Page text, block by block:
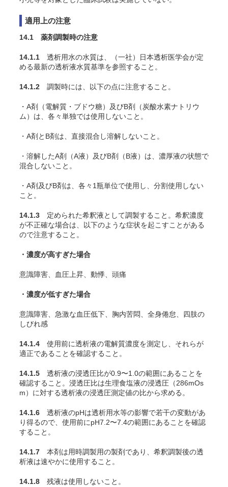
適用上の注意
14.1 薬剤調製時の注意
14.1.1 透析用水の水質は、（一社）日本透析医学会が定
める最新の透析液水質基準を参照すること。
14.1.2 調製時には、以下の点に注意すること。
・A剤（電解質・ブドウ糖）及びB剤（炭酸水素ナトリウ
ム）は、各々単独では使用しないこと。
・A剤とB剤は、直接混合し溶解しないこと。
・溶解したA剤（A液）及びB剤（B液）は、濃厚液の状態で
混合しないこと。
・A剤及びB剤は、各々1瓶単位で使用し、分割使用しない
こと。
14.1.3 定められた希釈液として調製すること。希釈濃度
が不正確な場合は、以下のような症状を起こすことがある
ので注意すること。
・濃度が高すぎた場合
意識障害、血圧上昇、動悸、頭痛
・濃度が低すぎた場合
意識障害、急激な血圧低下、胸内苦悶、全身倦怠、四肢の
しびれ感
14.1.4 使用前に透析液の電解質濃度を測定し、それらが
適正であることを確認すること。
14.1.5 透析液の浸透圧比が0.9〜1.0の範囲にあることを
確認すること。浸透圧比は生理食塩液の浸透圧（286mOs
m）に対する透析液の浸透圧測定値の比から求める。
14.1.6 透析液のpHは透析用水等の影響で若干の変動があ
り得るので、使用前にpH7.2〜7.4の範囲にあることを確認
すること。
14.1.7 本剤は用時調製用の製剤であり、希釈調製後の透
析液は速やかに使用すること。
14.1.8 残液は使用しないこと。